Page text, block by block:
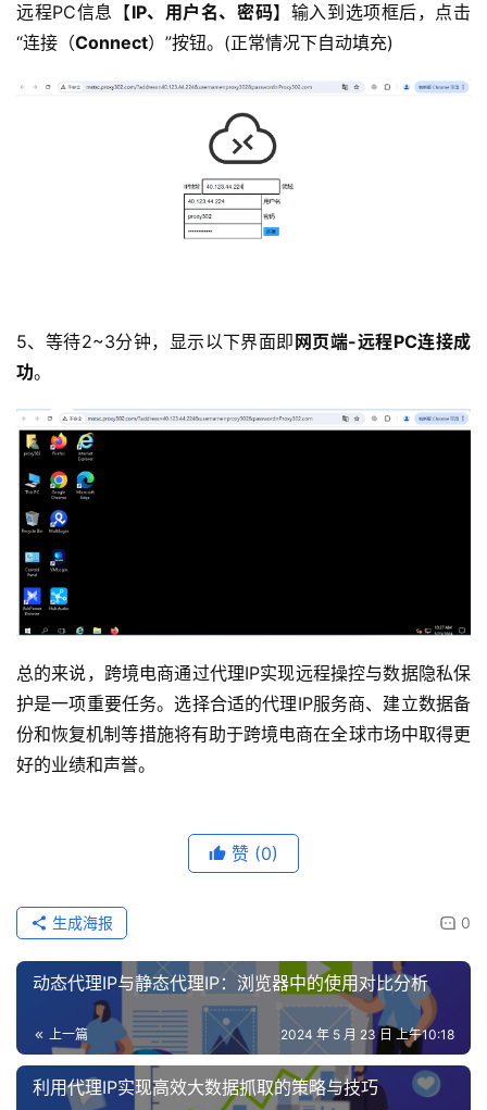
远程PC信息【IP、用户名、密码】输入到选项框后，点击
“连接（Connect）”按钮。(正常情况下自动填充)
5、等待2~3分钟，显示以下界面即网页端-远程PC连接成
功。
总的来说，跨境电商通过代理IP实现远程操控与数据隐私保
护是一项重要任务。选择合适的代理IP服务商、建立数据备
份和恢复机制等措施将有助于跨境电商在全球市场中取得更
好的业绩和声誉。
赞 (0)
0
生成海报
动态代理IP与静态代理IP：浏览器中的使用对比分析
上一篇 2024 年 5 月 23 日 上午10:18
利用代理IP实现高效大数据抓取的策略与技巧